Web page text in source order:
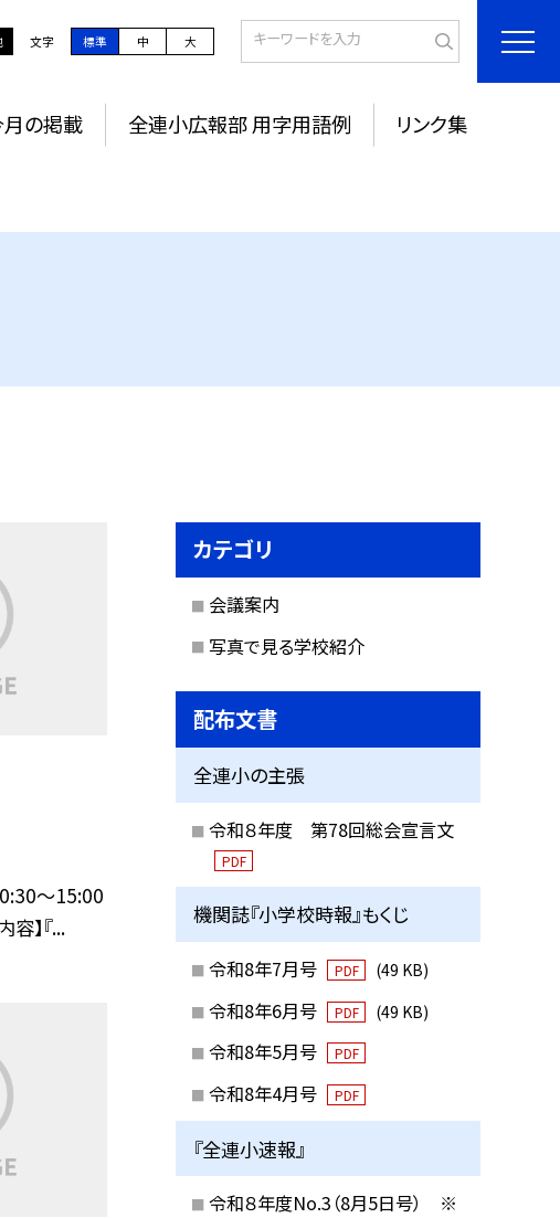
文字 標準 中 大
の掲載 全連小広報部 用字用語例 リンク集
10:30〜15:00
容】『...
カテゴリ
会議案内
写真で見る学校紹介
配布文書
全連小の主張
令和８年度 第78回総会宣言文
PDF
機関誌『小学校時報』もくじ
令和8年7月号 PDF (49 KB)
令和8年6月号 PDF (49 KB)
令和8年5月号 PDF
令和8年4月号 PDF
『全連小速報』
令和８年度No.3（8月5日号） ※